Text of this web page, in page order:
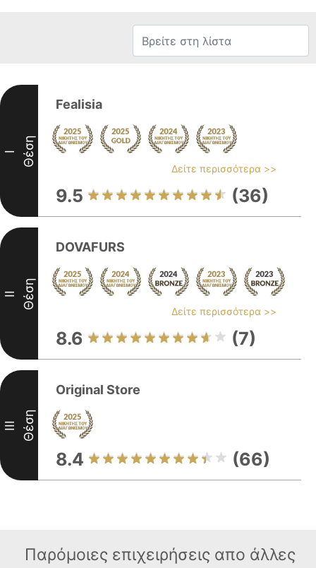
I Θέση
Fealisia
Δείτε περισσότερα >>
9.5 (36)
II Θέση
DOVAFURS
Δείτε περισσότερα >>
8.6 (7)
III Θέση
Original Store
8.4 (66)
Παρόμοιες επιχειρήσεις απο άλλες